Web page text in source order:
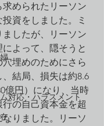
対応・ハラスメント
められたリーソン
資をしました。ミ
したが、リーソン
よって、隠そうと
埋めのためにさら
結局、損失は約8.6
億円）になり、当時
の自己資本金を超
りました。リーソ